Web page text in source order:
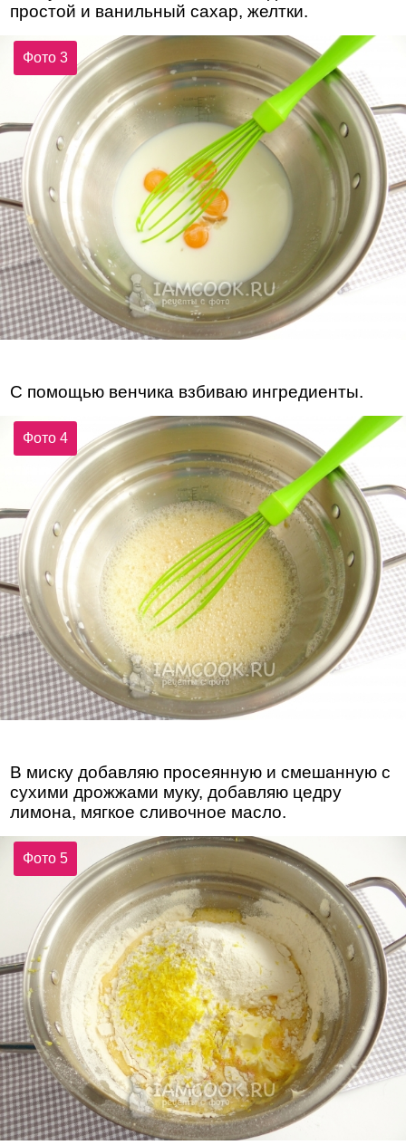
простой и ванильный сахар, желтки.
Фото 3
С помощью венчика взбиваю ингредиенты.
Фото 4
В миску добавляю просеянную и смешанную с
сухими дрожжами муку, добавляю цедру
лимона, мягкое сливочное масло.
Фото 5